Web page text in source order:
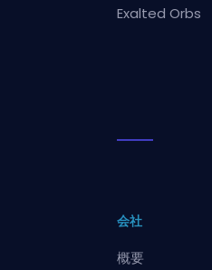
Exalted Orbs
会社
概要